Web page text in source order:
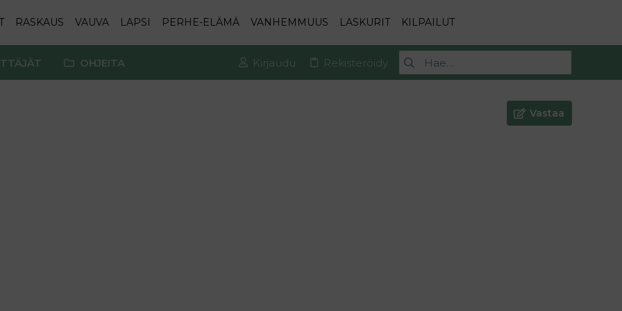
RASKAUS VAUVA LAPSI PERHE-ELÄMÄ VANHEMMUUS LASKURIT KILPAILUT
OHJEITA Kirjaudu Rekisteröidy
Vastaa